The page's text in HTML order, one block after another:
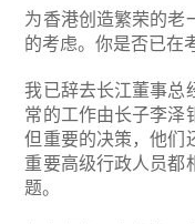
为香港创造繁荣的老
的考虑。你是否已在
我已辞去长江董事总
常的工作由长子李泽
但重要的决策，他们
重要高级行政人员都
题。